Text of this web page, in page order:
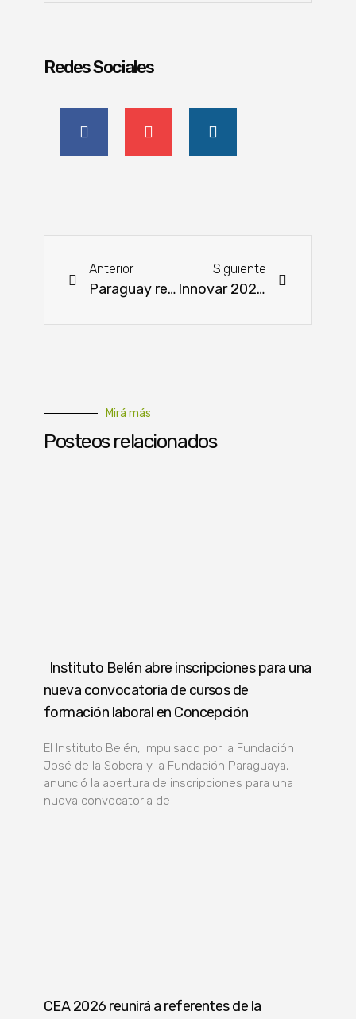
Redes Sociales
Anterior
Paraguay renueva su «Marca País» con cuatro pilares clave para atraer inversiones
Siguiente
Innovar 2025: la producción representa la verdadera riqueza
Mirá más
Posteos relacionados
Instituto Belén abre inscripciones para una
nueva convocatoria de cursos de
formación laboral en Concepción
El Instituto Belén, impulsado por la Fundación
José de la Sobera y la Fundación Paraguaya,
anunció la apertura de inscripciones para una
nueva convocatoria de
CEA 2026 reunirá a referentes de la